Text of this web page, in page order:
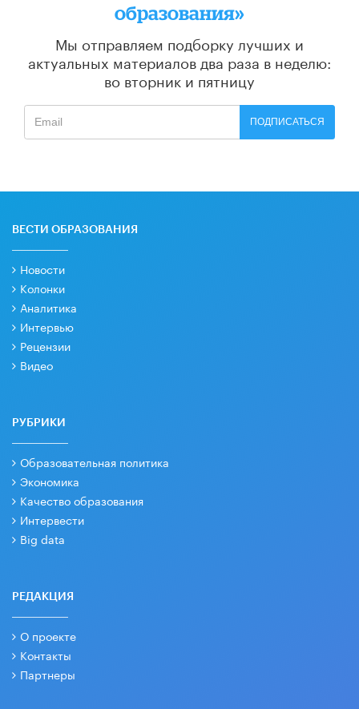
образования»
Мы отправляем подборку лучших и
актуальных материалов два раза в неделю:
во вторник и пятницу
ПОДПИСАТЬСЯ
ВЕСТИ ОБРАЗОВАНИЯ
Новости
Колонки
Аналитика
Интервью
Рецензии
Видео
РУБРИКИ
Образовательная политика
Экономика
Качество образования
Интервести
Big data
РЕДАКЦИЯ
О проекте
Контакты
Партнеры